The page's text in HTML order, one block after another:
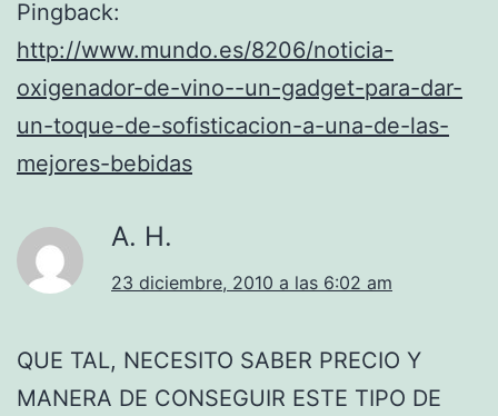
Pingback:
http://www.mundo.es/8206/noticia-
oxigenador-de-vino--un-gadget-para-dar-
un-toque-de-sofisticacion-a-una-de-las-
mejores-bebidas
A. H.
23 diciembre, 2010 a las 6:02 am
QUE TAL, NECESITO SABER PRECIO Y
MANERA DE CONSEGUIR ESTE TIPO DE